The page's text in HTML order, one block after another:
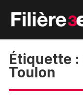
Étiquette :
Toulon